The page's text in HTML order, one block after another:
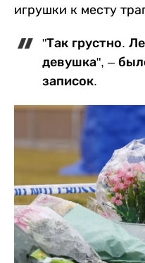
игрушки к месту
"Так грустно.
девушка", –
записок.